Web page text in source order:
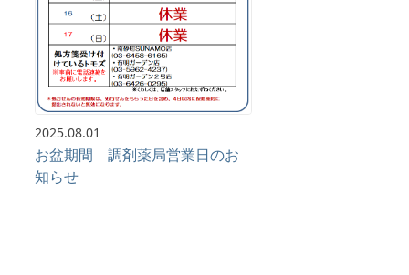
2025.08.01
お盆期間 調剤薬局営業日のお
知らせ